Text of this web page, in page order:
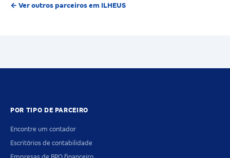
← Ver outros parceiros em ILHEUS
POR TIPO DE PARCEIRO
Encontre um contador
Escritórios de contabilidade